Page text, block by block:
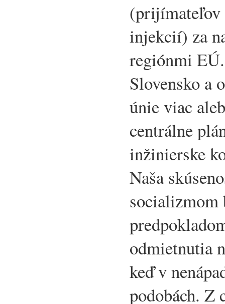
(prijímateľov
injekcií) za
regiónmi
Slovensko a
únie viac
centrálne
inžinierske
Naša
socializmom
odmietnutia
keď v
podobách. Z